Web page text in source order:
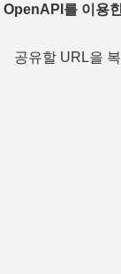
OpenAPI를 이용
공유할 URL을